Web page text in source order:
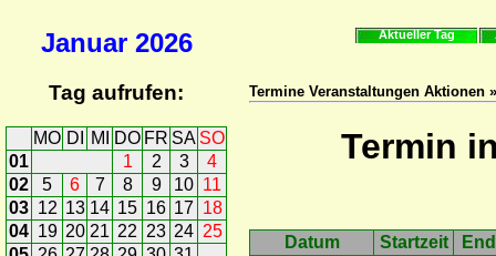
Januar 2026
Tag aufrufen:
MO DI MI DO FR SA SO
01
1 2 3
4
02
5 6 7 8 9 10 11
03 12 13 14 15 16 17 18
04 19 20 21 22 23 24 25
Aktueller Tag
Termine Veranstaltungen Aktionen
Termin
Datum Startzeit